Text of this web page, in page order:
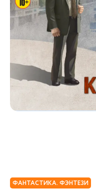
ФАНТАСТИКА. ФЭНТЕЗИ